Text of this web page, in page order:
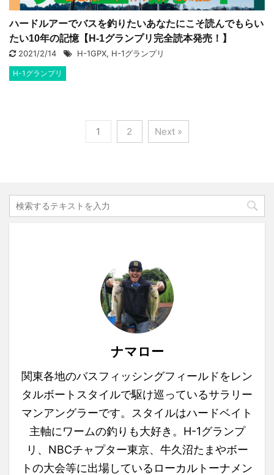
ハードルアーでバスを釣りたいあなたにこそ読んでもらい
たい10年の記憶【H-1グランプリ完全読本発売！】
2021/2/14 H-1GPX, H-1グランプリ
H-1グランプリ
1 2 Next »
ナマロー
関東各地のバスフィッシングフィールドをレン
タルボートスタイルで駆け巡っているサラリー
マンアングラーです。スタイルはハードベイト
主軸にワームの釣りも大好き。H-1グランプ
リ、NBCチャプター東京、牛久沼たまやボー
トの大会等に出場しているローカルトーナメン